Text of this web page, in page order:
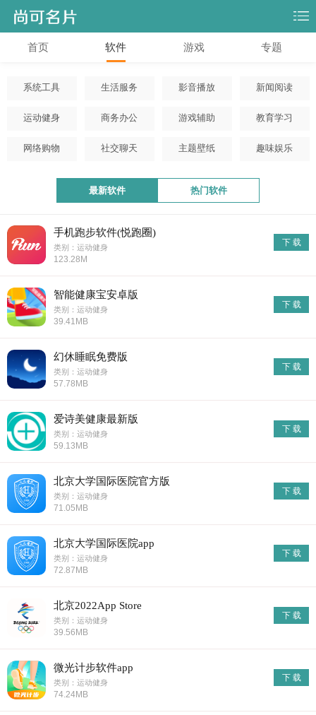
首页 软件 游戏 专题
系统工具 生活服务 影音播放 新闻阅读
运动健身 商务办公 游戏辅助 教育学习
网络购物 社交聊天 主题壁纸 趣味娱乐
最新软件 热门软件
手机跑步软件(悦跑圈)
类别：运动健身
123.28M
下 载
智能健康宝安卓版
类别：运动健身
39.41MB
下 载
幻休睡眠免费版
类别：运动健身
57.78MB
下 载
爱诗美健康最新版
类别：运动健身
59.13MB
下 载
北京大学国际医院官方版
类别：运动健身
71.05MB
下 载
北京大学国际医院app
类别：运动健身
72.87MB
下 载
北京2022App Store
类别：运动健身
39.56MB
下 载
微光计步软件app
类别：运动健身
74.24MB
下 载